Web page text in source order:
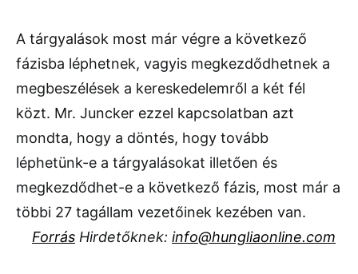
A tárgyalások most már végre a következő
fázisba léphetnek, vagyis megkezdődhetnek a
megbeszélések a kereskedelemről a két fél
közt. Mr. Juncker ezzel kapcsolatban azt
mondta, hogy a döntés, hogy tovább
léphetünk-e a tárgyalásokat illetően és
megkezdődhet-e a következő fázis, most már a
többi 27 tagállam vezetőinek kezében van.
Forrás Hirdetőknek: info@hungliaonline.com